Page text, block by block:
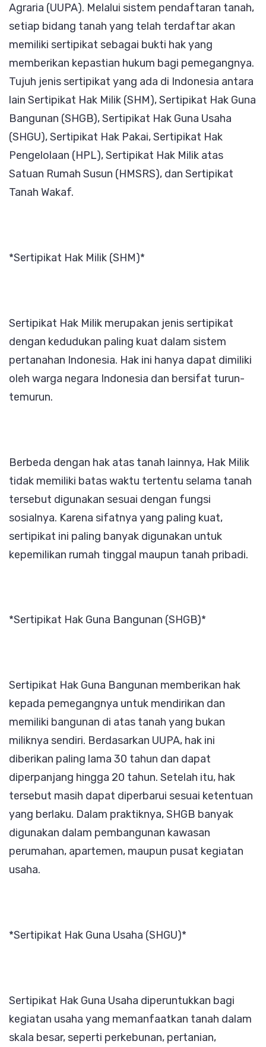
Agraria (UUPA). Melalui sistem pendaftaran tanah,
setiap bidang tanah yang telah terdaftar akan
memiliki sertipikat sebagai bukti hak yang
memberikan kepastian hukum bagi pemegangnya.
Tujuh jenis sertipikat yang ada di Indonesia antara
lain Sertipikat Hak Milik (SHM), Sertipikat Hak Guna
Bangunan (SHGB), Sertipikat Hak Guna Usaha
(SHGU), Sertipikat Hak Pakai, Sertipikat Hak
Pengelolaan (HPL), Sertipikat Hak Milik atas
Satuan Rumah Susun (HMSRS), dan Sertipikat
Tanah Wakaf.
*Sertipikat Hak Milik (SHM)*
Sertipikat Hak Milik merupakan jenis sertipikat
dengan kedudukan paling kuat dalam sistem
pertanahan Indonesia. Hak ini hanya dapat dimiliki
oleh warga negara Indonesia dan bersifat turun-
temurun.
Berbeda dengan hak atas tanah lainnya, Hak Milik
tidak memiliki batas waktu tertentu selama tanah
tersebut digunakan sesuai dengan fungsi
sosialnya. Karena sifatnya yang paling kuat,
sertipikat ini paling banyak digunakan untuk
kepemilikan rumah tinggal maupun tanah pribadi.
*Sertipikat Hak Guna Bangunan (SHGB)*
Sertipikat Hak Guna Bangunan memberikan hak
kepada pemegangnya untuk mendirikan dan
memiliki bangunan di atas tanah yang bukan
miliknya sendiri. Berdasarkan UUPA, hak ini
diberikan paling lama 30 tahun dan dapat
diperpanjang hingga 20 tahun. Setelah itu, hak
tersebut masih dapat diperbarui sesuai ketentuan
yang berlaku. Dalam praktiknya, SHGB banyak
digunakan dalam pembangunan kawasan
perumahan, apartemen, maupun pusat kegiatan
usaha.
*Sertipikat Hak Guna Usaha (SHGU)*
Sertipikat Hak Guna Usaha diperuntukkan bagi
kegiatan usaha yang memanfaatkan tanah dalam
skala besar, seperti perkebunan, pertanian,